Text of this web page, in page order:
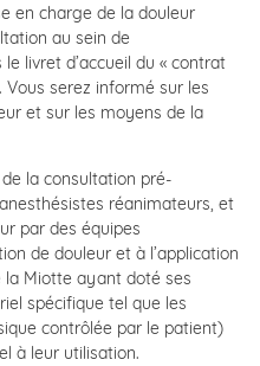
en charge de la douleur
au sein de
livret d’accueil du « contrat
Vous serez informé sur les
et sur les moyens de la
la consultation pré-
réanimateurs, et
par des équipes
de douleur et à l’application
la Miotte ayant doté ses
spécifique tel que les
contrôlée par le patient)
à leur utilisation.